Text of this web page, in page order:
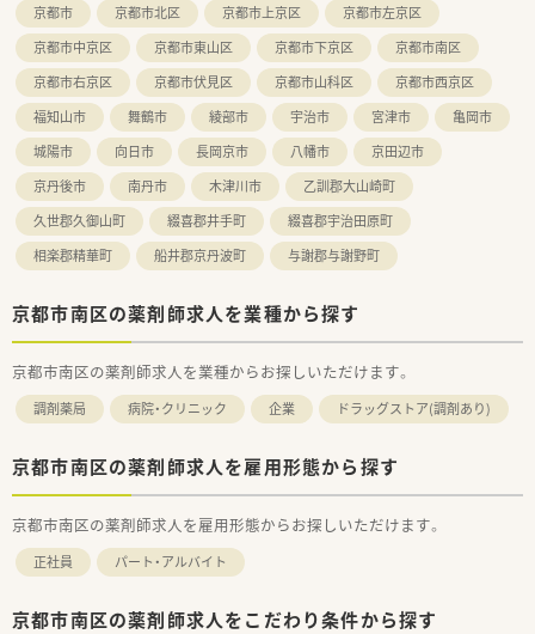
京都市 京都市北区 京都市上京区
京都市左京区
京都市中京区
京都市東山区 京都市下京区
京都市南区
京都市右京区
京都市伏見区 京都市山科区
京都市西京区
福知山市
舞鶴市 綾部市 宇治市 宮津市
亀岡市
城陽市
向日市 長岡京市 八幡市
京田辺市
京丹後市
南丹市 木津川市
乙訓郡大山崎町
久世郡久御山町
綴喜郡井手町
綴喜郡宇治田原町
相楽郡精華町
船井郡京丹波町 与謝郡与謝野町
京都市南区の薬剤師求人を業種から探す
京都市南区の薬剤師求人を業種からお探しいただけます。
調剤薬局 病院・クリニック 企業 ドラッグストア(調剤あり)
京都市南区の薬剤師求人を雇用形態から探す
京都市南区の薬剤師求人を雇用形態からお探しいただけます。
正社員 パート・アルバイト
京都市南区の薬剤師求人をこだわり条件から探す